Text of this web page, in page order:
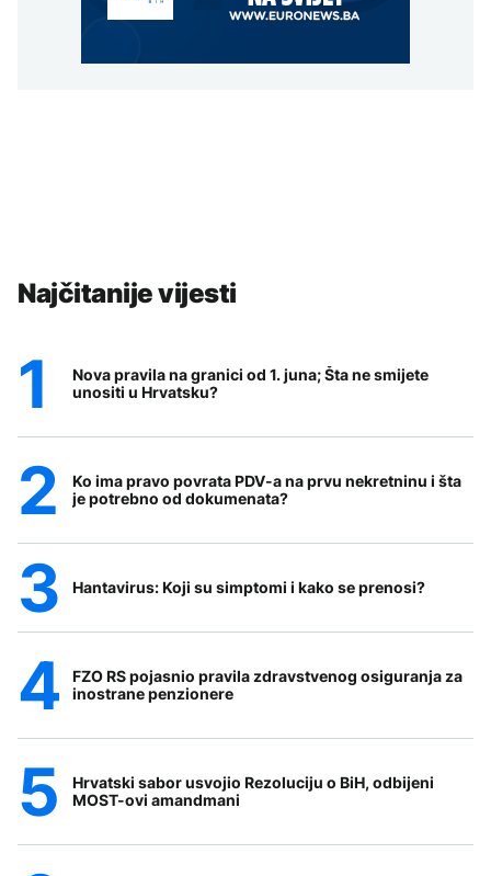
Najčitanije vijesti
Nova pravila na granici od 1. juna; Šta ne smijete
unositi u Hrvatsku?
Ko ima pravo povrata PDV-a na prvu nekretninu i šta
je potrebno od dokumenata?
Hantavirus: Koji su simptomi i kako se prenosi?
FZO RS pojasnio pravila zdravstvenog osiguranja za
inostrane penzionere
Hrvatski sabor usvojio Rezoluciju o BiH, odbijeni
MOST-ovi amandmani